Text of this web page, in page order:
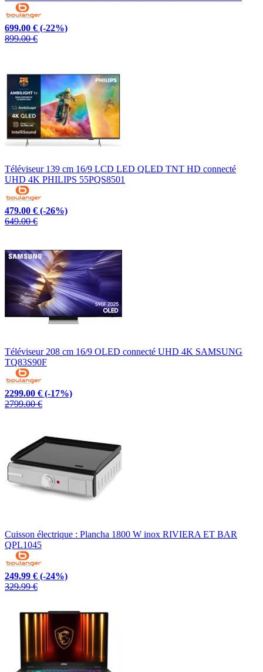
699.00 € (-22%)
899.00 €
Téléviseur 139 cm 16/9 LCD LED QLED TNT HD connecté
UHD 4K PHILIPS 55PQS8501
479.00 € (-26%)
649.00 €
Téléviseur 208 cm 16/9 OLED connecté UHD 4K SAMSUNG
TQ83S90F
2299.00 € (-17%)
2799.00 €
Cuisson électrique : Plancha 1800 W inox RIVIERA ET BAR
QPL1045
249.99 € (-24%)
329.99 €